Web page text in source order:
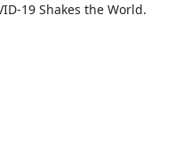
19 Shakes the World.